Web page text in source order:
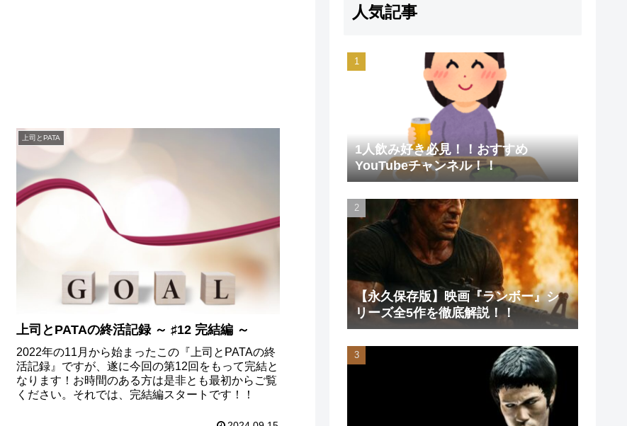
上司とPATA
上司とPATAの終活記録 ～ ♯12 完結編 ～
2022年の11月から始まったこの『上司とPATAの終
活記録』ですが、遂に今回の第12回をもって完結と
なります！お時間のある方は是非とも最初からご覧
ください。それでは、完結編スタートです！！
人気記事
1人飲み好き必見！！おすすめ
YouTubeチャンネル！！
【永久保存版】映画『ランボー』シ
リーズ全5作を徹底解説！！